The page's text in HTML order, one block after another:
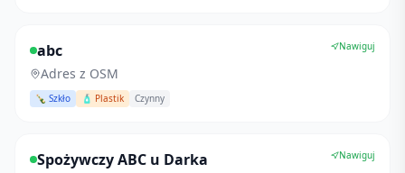
abc
Adres z OSM
🍾 Szkło 🧴 Plastik Czynny
Nawiguj
Spożywczy ABC u Darka Nawiguj